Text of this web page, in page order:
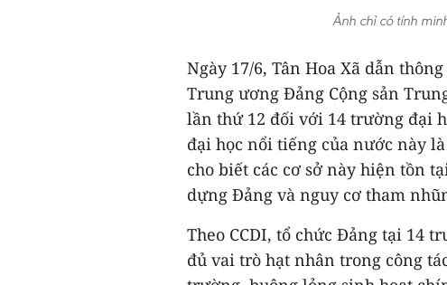
Ảnh chỉ có tính
Ngày 17/6, Tân Hoa Xã dẫn
Trung ương Đảng Cộng sản
lần thứ 12 đối với 14 trường đại
đại học nổi tiếng của nước này
cho biết các cơ sở này hiện tồn
dựng Đảng và nguy cơ tham
Theo CCDI, tổ chức Đảng tại 14
đủ vai trò hạt nhân trong công